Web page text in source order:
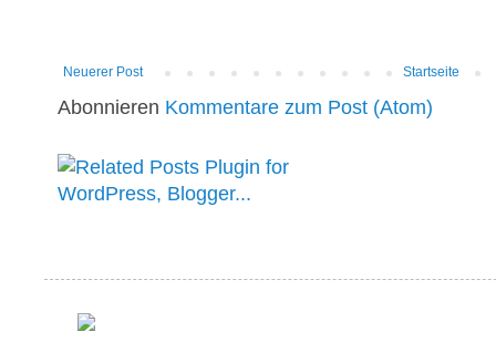
Neuerer Post Startseite
Abonnieren Kommentare zum Post (Atom)